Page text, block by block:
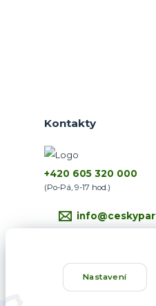
Kontakty
+420 605 320 000
(Po-Pá, 9-17 hod.)
Nastavení